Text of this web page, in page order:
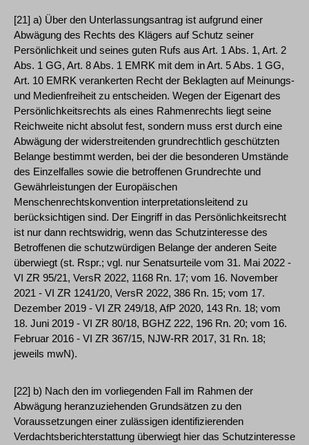
[21] a) Über den Unterlassungsantrag ist aufgrund einer
Abwägung des Rechts des Klägers auf Schutz seiner
Persönlichkeit und seines guten Rufs aus Art. 1 Abs. 1, Art. 2
Abs. 1 GG, Art. 8 Abs. 1 EMRK mit dem in Art. 5 Abs. 1 GG,
Art. 10 EMRK verankerten Recht der Beklagten auf Meinungs-
und Medienfreiheit zu entscheiden. Wegen der Eigenart des
Persönlichkeitsrechts als eines Rahmenrechts liegt seine
Reichweite nicht absolut fest, sondern muss erst durch eine
Abwägung der widerstreitenden grundrechtlich geschützten
Belange bestimmt werden, bei der die besonderen Umstände
des Einzelfalles sowie die betroffenen Grundrechte und
Gewährleistungen der Europäischen
Menschenrechtskonvention interpretationsleitend zu
berücksichtigen sind. Der Eingriff in das Persönlichkeitsrecht
ist nur dann rechtswidrig, wenn das Schutzinteresse des
Betroffenen die schutzwürdigen Belange der anderen Seite
überwiegt (st. Rspr.; vgl. nur Senatsurteile vom 31. Mai 2022 -
VI ZR 95/21, VersR 2022, 1168 Rn. 17; vom 16. November
2021 - VI ZR 1241/20, VersR 2022, 386 Rn. 15; vom 17.
Dezember 2019 - VI ZR 249/18, AfP 2020, 143 Rn. 18; vom
18. Juni 2019 - VI ZR 80/18, BGHZ 222, 196 Rn. 20; vom 16.
Februar 2016 - VI ZR 367/15, NJW-RR 2017, 31 Rn. 18;
jeweils mwN).
[22] b) Nach den im vorliegenden Fall im Rahmen der
Abwägung heranzuziehenden Grundsätzen zu den
Voraussetzungen einer zulässigen identifizierenden
Verdachtsberichterstattung überwiegt hier das Schutzinteresse